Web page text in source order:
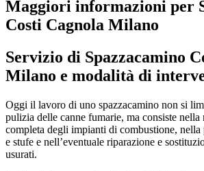
Maggiori informazioni per
Costi Cagnola Milano
Servizio di Spazzacamino
Milano e modalità di
Oggi il lavoro di uno spazzacamino non si
pulizia delle canne fumarie, ma consiste nella
completa degli impianti di combustione,
e stufe e nell’eventuale riparazione e
usurati.